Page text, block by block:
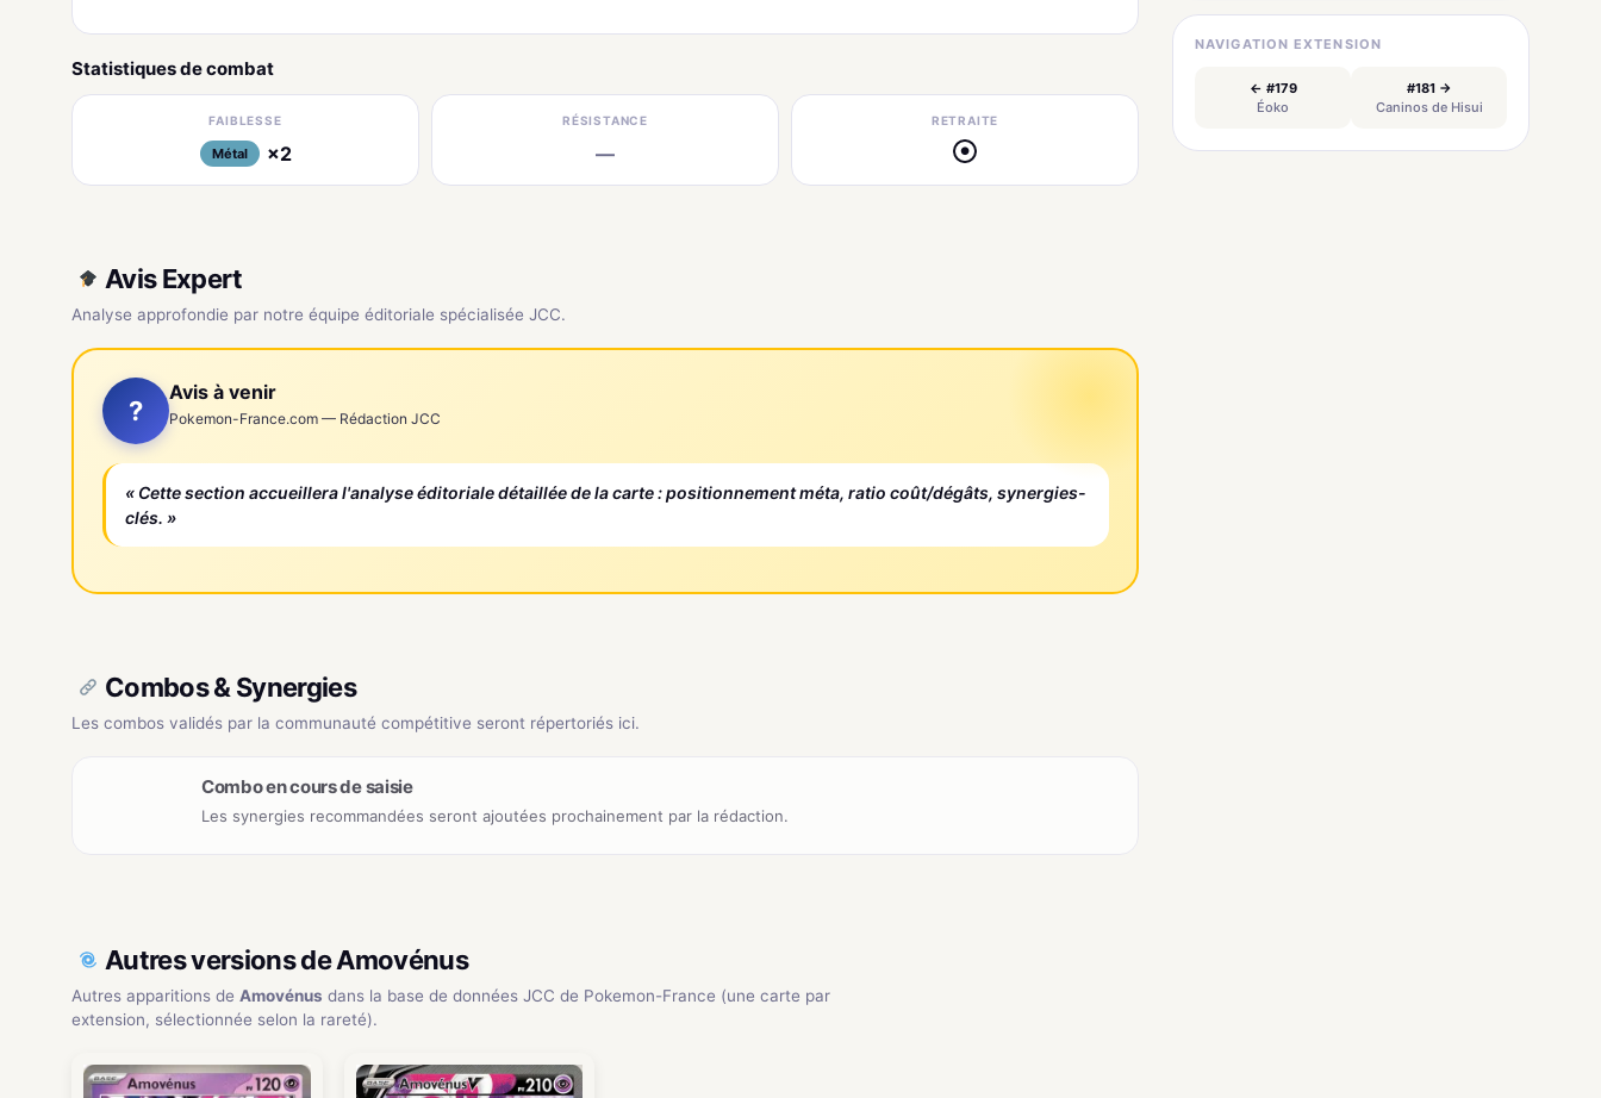
Statistiques de combat
FAIBLESSE
Métal ×2
RÉSISTANCE
—
RETRAITE
●
Avis Expert
Analyse approfondie par notre équipe éditoriale spécialisée JCC.
?
Avis à venir
Pokemon-France.com — Rédaction JCC
« Cette section accueillera l'analyse éditoriale détaillée de la carte : positionnement méta, ratio coût/dégâts, synergies-
clés. »
Combos & Synergies
Les combos validés par la communauté compétitive seront répertoriés ici.
Combo en cours de saisie
Les synergies recommandées seront ajoutées prochainement par la rédaction.
Autres versions de Amovénus
Autres apparitions de Amovénus dans la base de données JCC de Pokemon-France (une carte par
extension, sélectionnée selon la rareté).
NAVIGATION EXTENSION
← #179
Éoko
#181 →
Caninos de Hisui